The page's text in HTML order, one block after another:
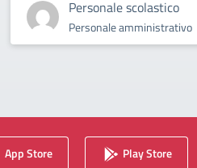
Personale scolastico
Personale amministrativo
App Store Play Store